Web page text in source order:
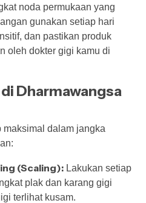
noda permukaan yang
gunakan setiap hari
dan pastikan produk
oleh dokter gigi kamu di
Dharmawangsa
maksimal dalam jangka
(Scaling): Lakukan setiap
plak dan karang gigi
terlihat kusam.